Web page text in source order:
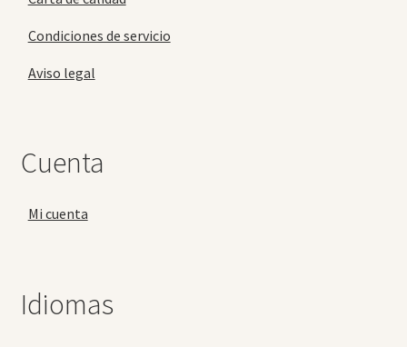
Condiciones de servicio
Aviso legal
Cuenta
Mi cuenta
Idiomas